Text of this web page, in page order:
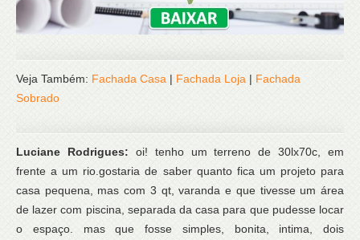
Veja Também: Fachada Casa | Fachada Loja | Fachada
Sobrado
Luciane Rodrigues: oi! tenho um terreno de 30lx70c, em
frente a um rio.gostaria de saber quanto fica um projeto para
casa pequena, mas com 3 qt, varanda e que tivesse um área
de lazer com piscina, separada da casa para que pudesse locar
o espaço. mas que fosse simples, bonita, intima, dois